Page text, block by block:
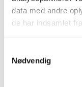
data med andre
de har indsamlet
Nødvendig
Fokus på
udlevering af